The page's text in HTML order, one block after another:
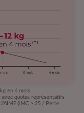
en 4 mois.
quotas représentatifs
(IMC > 25 / Perte